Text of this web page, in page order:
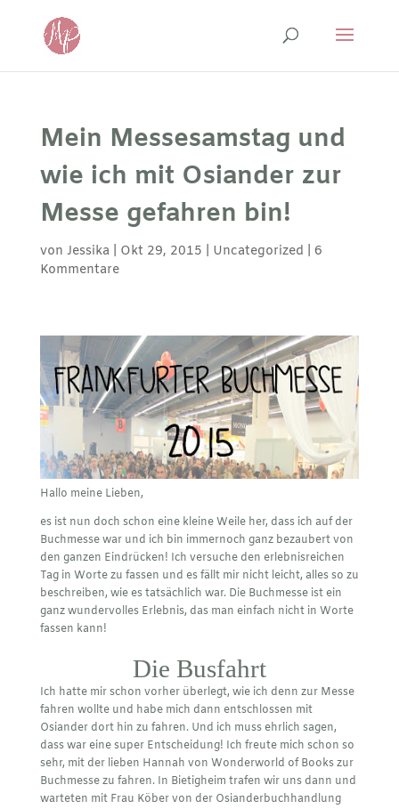
Mein Messesamstag und
wie ich mit Osiander zur
Messe gefahren bin!
von Jessika Okt 29, 2015 Uncategorized
6
Kommentare
Hallo meine Lieben,
es ist nun doch schon eine kleine Weile her, dass ich auf der
Buchmesse war und ich bin immernoch ganz bezaubert von
den ganzen Eindrücken! Ich versuche den erlebnisreichen
Tag in Worte zu fassen und es fällt mir nicht leicht, alles so zu
beschreiben, wie es tatsächlich war. Die Buchmesse ist ein
ganz wundervolles Erlebnis, das man einfach nicht in Worte
fassen kann!
Die Busfahrt
Ich hatte mir schon vorher überlegt, wie ich denn zur Messe
fahren wollte und habe mich dann entschlossen mit
Osiander dort hin zu fahren. Und ich muss ehrlich sagen,
dass war eine super Entscheidung! Ich freute mich schon so
sehr, mit der lieben Hannah von Wonderworld of Books zur
Buchmesse zu fahren. In Bietigheim trafen wir uns dann und
warteten mit Frau Köber von der Osianderbuchhandlung